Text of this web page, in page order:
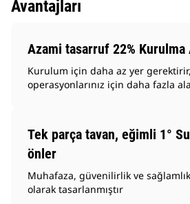
Avantajları
Azami tasarruf 22% Kurulma
Kurulum için daha az yer
operasyonlarınız için daha fazla
Tek parça tavan, eğimli 1°
önler
Muhafaza, güvenilirlik ve
olarak tasarlanmıştır